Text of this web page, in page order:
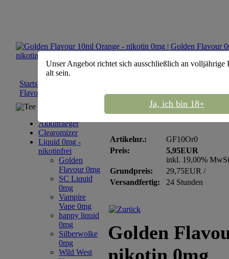
Startseite
Flavour 10ml Orange - nikotin 0mg
Tee Sortiment
Akkutraeger
Clearomizer
Liquid 0mg -
nikotinfrei
Golden
Flavour 0mg
SC Liquid
0mg
Vampire
Vape 0mg
happy liquid
0mg
Silberwolke
0mg
Wild West
Golden Flavour 10ml
Artikelnr.:
GF10Or0
Preis:
5,95EUR
inkl. 19,00%
Grundpreis:
29,75EUR /
Versandfertig:
24 Stunden
Golden
Unser Angebot richtet sich ausschließlich an volljährige
alt sein.
Ja, ich bin 18+